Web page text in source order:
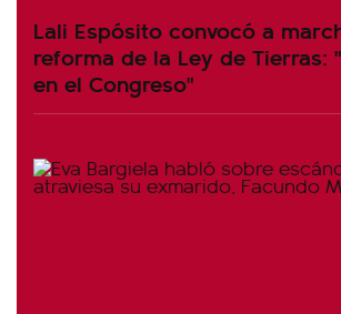
Lali Espósito convocó a
reforma de la Ley de Tierras:
en el Congreso"